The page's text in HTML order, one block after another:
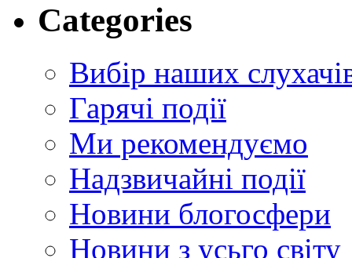
Categories
Вибір наших
Гарячі події
Ми рекомендуємо
Надзвичайні події
Новини блогосфери
Новини з усьго світу